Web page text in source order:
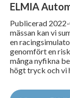
ELMIA
Publicerad
mässan kan vi
en
genomfört en
många nyfikna
högt tryck och vi